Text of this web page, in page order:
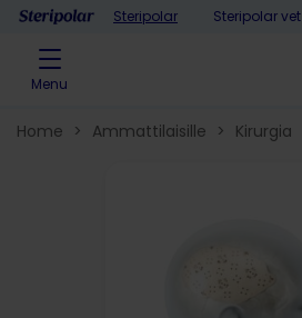
Skip to contentSteripolar Steripolar vet
Menu
Home > Ammattilaisille > Kirurgia